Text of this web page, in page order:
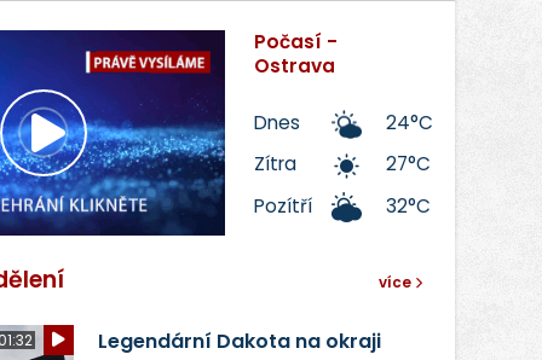
Přehrát
video
Počasí -
Ostrava
Dnes
24°C
Zítra
27°C
Pozítří
32°C
více
Legendární Dakota na okraji